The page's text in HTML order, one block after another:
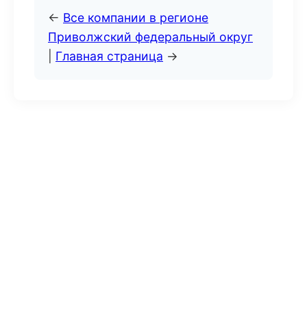
← Все компании в регионе
Приволжский федеральный округ
Главная страница →